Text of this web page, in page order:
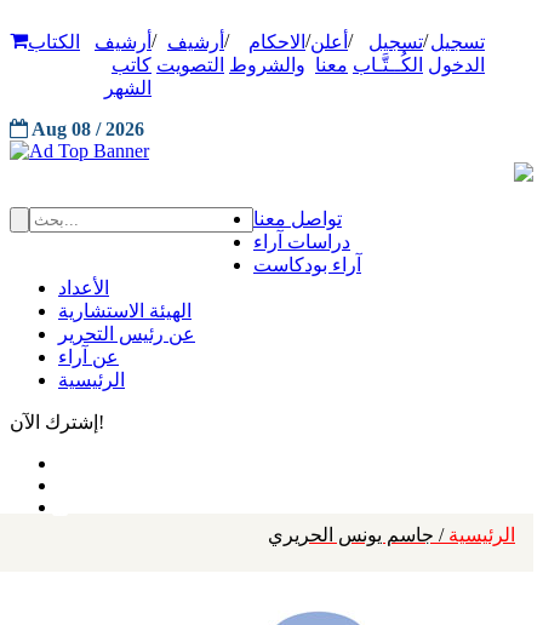
تسجيل
الدخول
/تسجيل
الكُــتَّـاب
/ أعلن
معنا
/ الاحكام
والشروط
/ أرشيف
التصويت
/ أرشيف
كاتب
الشهر
الكتاب
Aug 08 / 2026
تواصل معنا
دراسات آراء
آراء بودكاست
الأعداد
الهيئة الاستشارية
عن رئيس التحرير
عن آراء
الرئيسية
إشترك الآن!
الرئيسية / جاسم يونس الحريري